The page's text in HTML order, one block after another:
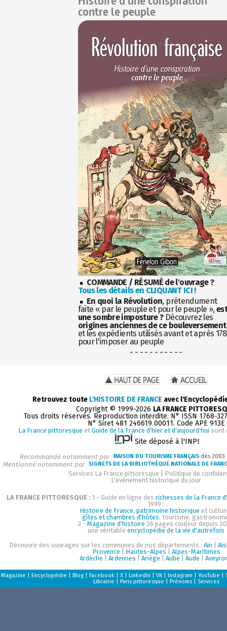
contre le peuple
COMMANDE / RÉSUMÉ de l'ouvrage ?
Tous les détails en CLIQUANT ICI !
En quoi la Révolution, prétendument
faite « par le peuple et pour le peuple »,
une sombre imposture ?Découvrez les
origines anciennes de ce bouleversement
et les expédients utilisés avant et après
pour l'imposer au peuple
- - - - - - - - - - -
Retrouvez toute L'HISTOIRE DE FRANCE avec
Copyright © 1999-2026 LA FRANCE
Tous droits réservés. Reproduction interdite. N° ISSN 1768-
N° Siret 481 246619 00011. Code APE 913E
La France pittoresque et Guide de la France d'hier et d'aujourd'hui sont
Site déposé à l'INPI
Recommandé notamment par MAISON DU TOURISME FRANÇAIS dès
Mentionné notamment par SIGNETS DE LA BIBLIOTHÈQUE NATIONALE DE
Services La France pittoresque
Politique de
L'événement historique du jour
LA FRANCE PITTORESQUE : 1 - Guide en ligne des richesses de la France
1999 :
Histoire de France, patrimoine historique et
gîtes et chambres d'hôtes, tourisme,
2 - Magazine d'histoire 36 pages couleur depuis
une véritable encyclopédie de la vie d'autrefois
Découvrir des ouvrages sur les communes de nos départements : Ain
Provence
Hautes-Alpes
Alpes-Maritimes
Ardèche
Ardennes Ariège Aube Aude
Magazine Encyclopédie Blog| Facebook| X| LinkedIn VK| Instagram YouTube
Librairie
Paris pittoresque Prénoms| Services